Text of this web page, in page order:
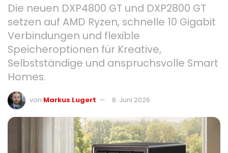
Die neuen DXP4800 GT und DXP2800 GT
setzen auf AMD Ryzen, schnelle 10 Gigabit
Verbindungen und flexible
Speicheroptionen für Kreative,
Selbstständige und anspruchsvolle Smart
Homes.
von Markus Lugert 8. Juni 2026